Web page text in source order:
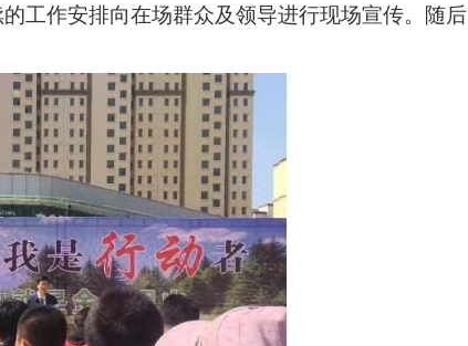
工作安排向在场群众及领导进行现场宣传。随后